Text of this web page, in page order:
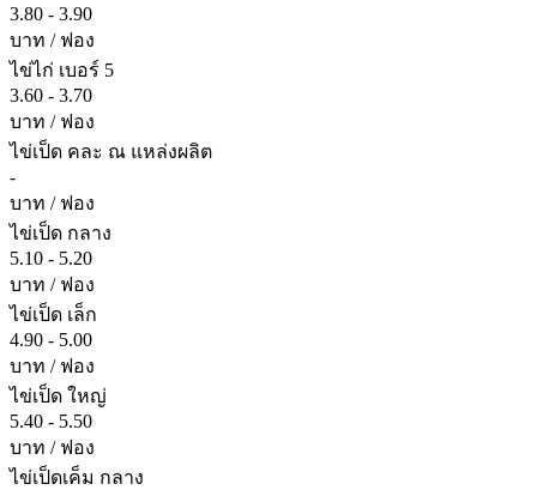
3.80 - 3.90
บาท / ฟอง
ไข่ไก่ เบอร์ 5
3.60 - 3.70
บาท / ฟอง
ไข่เป็ด คละ ณ แหล่งผลิต
-
บาท / ฟอง
ไข่เป็ด กลาง
5.10 - 5.20
บาท / ฟอง
ไข่เป็ด เล็ก
4.90 - 5.00
บาท / ฟอง
ไข่เป็ด ใหญ่
5.40 - 5.50
บาท / ฟอง
ไข่เป็ดเค็ม กลาง